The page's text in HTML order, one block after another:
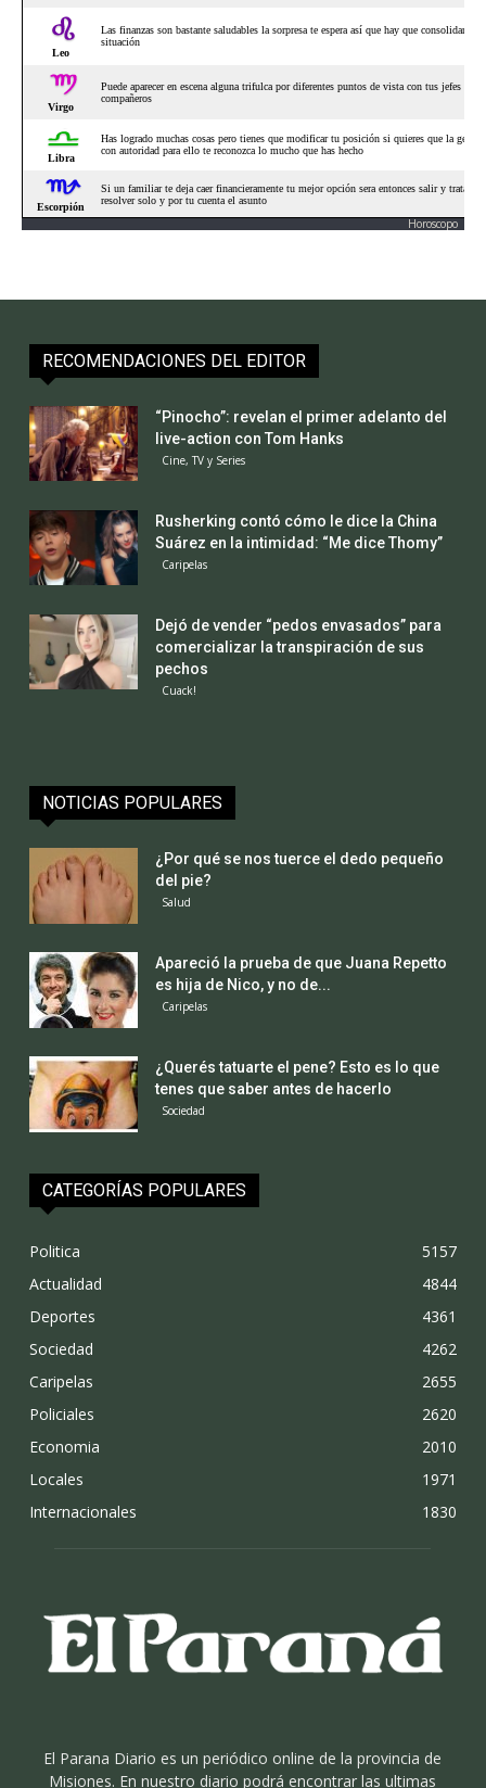
Horoscopo
RECOMENDACIONES DEL EDITOR
“Pinocho”: revelan el primer adelanto del
live-action con Tom Hanks
Cine, TV y Series
Rusherking contó cómo le dice la China
Suárez en la intimidad: “Me dice Thomy”
Caripelas
Dejó de vender “pedos envasados” para
comercializar la transpiración de sus
pechos
Cuack!
NOTICIAS POPULARES
¿Por qué se nos tuerce el dedo pequeño
del pie?
Salud
Apareció la prueba de que Juana Repetto
es hija de Nico, y no de...
Caripelas
¿Querés tatuarte el pene? Esto es lo que
tenes que saber antes de hacerlo
Sociedad
CATEGORÍAS POPULARES
Politica
5157
Actualidad
4844
Deportes
4361
Sociedad
4262
Caripelas
2655
Policiales
2620
Economia
2010
Locales
1971
Internacionales
1830
El Parana Diario es un periódico online de la provincia de
Misiones. En nuestro diario podrá encontrar las ultimas